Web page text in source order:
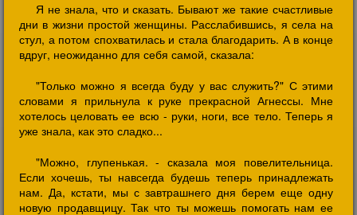
Я не знала, что и сказать. Бывают же такие счастливые
дни в жизни простой женщины. Расслабившись, я села на
стул, а потом спохватилась и стала благодарить. А в конце
вдруг, неожиданно для себя самой, сказала:
"Только можно я всегда буду у вас служить?" С этими
словами я прильнула к руке прекрасной Агнессы. Мне
хотелось целовать ее всю - руки, ноги, все тело. Теперь я
уже знала, как это сладко...
"Можно, глупенькая. - сказала моя повелительница.
Если хочешь, ты навсегда будешь теперь принадлежать
нам. Да, кстати, мы с завтрашнего дня берем еще одну
новую продавщицу. Так что ты можешь помогать нам ее